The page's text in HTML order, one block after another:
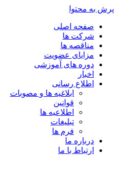
پرش به محتوا
صفحه اصلی
شرکت ها
مناقصه ها
مزایای عضویت
دوره های آموزشی
اخبار
اطلاع رسانی
ابلاغیه ها و مصوبات
قوانین
اطلاعیه ها
تبلیغات
فرم ها
درباره ما
ارتباط با ما